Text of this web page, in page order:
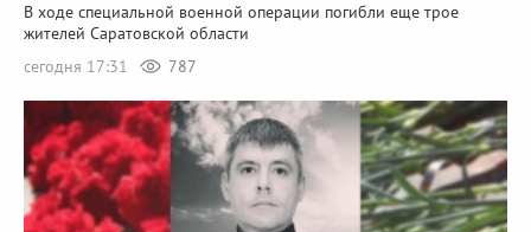
В ходе специальной военной операции погибли еще трое
жителей Саратовской области
сегодня 17:31
787